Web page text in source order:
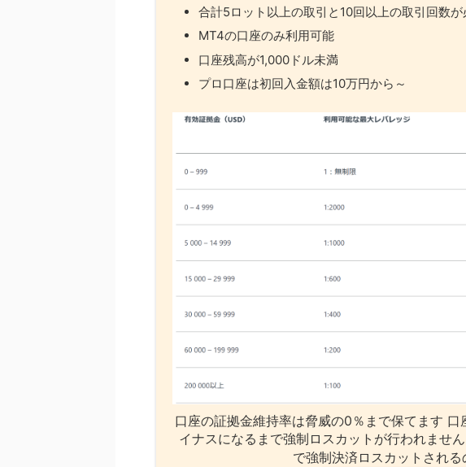
合計5ロット以上の取引と10回以上の取引回数が
MT4の口座のみ利用可能
口座残高が1,000ドル未満
プロ口座は初回入金額は10万円から～
口座の証拠金維持率は脅威の0％まで保てます
イナスになるまで強制ロスカットが行われませ
で強制決済ロスカットされ